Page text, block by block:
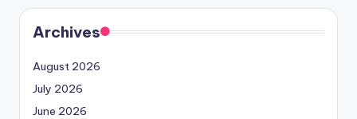
Archives
August 2026
July 2026
June 2026